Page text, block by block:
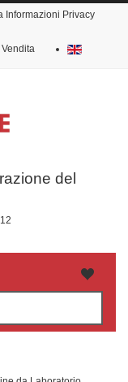
Informazioni Privacy
del